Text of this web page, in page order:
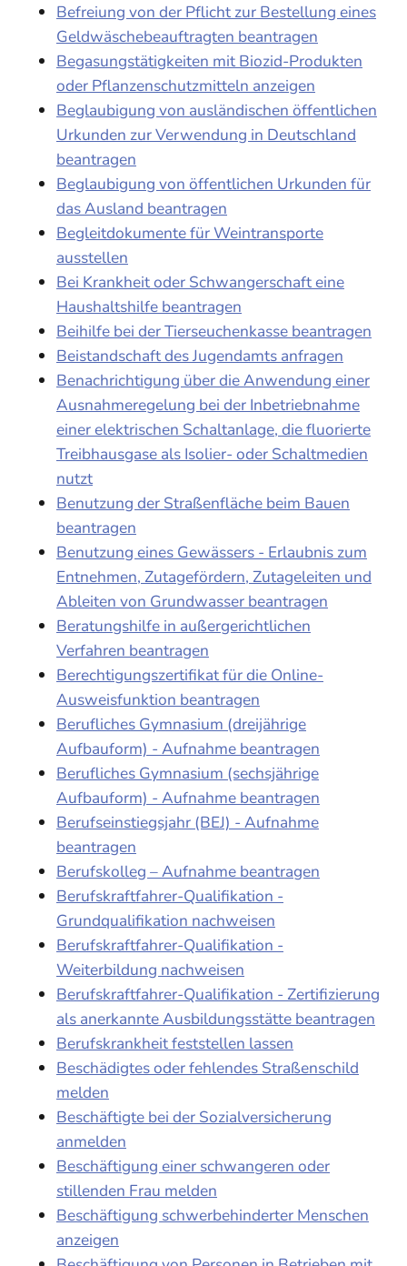
Befreiung von der Pflicht zur Bestellung eines
Geldwäschebeauftragten beantragen
Begasungstätigkeiten mit Biozid-Produkten
oder Pflanzenschutzmitteln anzeigen
Beglaubigung von ausländischen öffentlichen
Urkunden zur Verwendung in Deutschland
beantragen
Beglaubigung von öffentlichen Urkunden für
das Ausland beantragen
Begleitdokumente für Weintransporte
ausstellen
Bei Krankheit oder Schwangerschaft eine
Haushaltshilfe beantragen
Beihilfe bei der Tierseuchenkasse beantragen
Beistandschaft des Jugendamts anfragen
Benachrichtigung über die Anwendung einer
Ausnahmeregelung bei der Inbetriebnahme
einer elektrischen Schaltanlage, die fluorierte
Treibhausgase als Isolier- oder Schaltmedien
nutzt
Benutzung der Straßenfläche beim Bauen
beantragen
Benutzung eines Gewässers - Erlaubnis zum
Entnehmen, Zutagefördern, Zutageleiten und
Ableiten von Grundwasser beantragen
Beratungshilfe in außergerichtlichen
Verfahren beantragen
Berechtigungszertifikat für die Online-
Ausweisfunktion beantragen
Berufliches Gymnasium (dreijährige
Aufbauform) - Aufnahme beantragen
Berufliches Gymnasium (sechsjährige
Aufbauform) - Aufnahme beantragen
Berufseinstiegsjahr (BEJ) - Aufnahme
beantragen
Berufskolleg – Aufnahme beantragen
Berufskraftfahrer-Qualifikation -
Grundqualifikation nachweisen
Berufskraftfahrer-Qualifikation -
Weiterbildung nachweisen
Berufskraftfahrer-Qualifikation - Zertifizierung
als anerkannte Ausbildungsstätte beantragen
Berufskrankheit feststellen lassen
Beschädigtes oder fehlendes Straßenschild
melden
Beschäftigte bei der Sozialversicherung
anmelden
Beschäftigung einer schwangeren oder
stillenden Frau melden
Beschäftigung schwerbehinderter Menschen
anzeigen